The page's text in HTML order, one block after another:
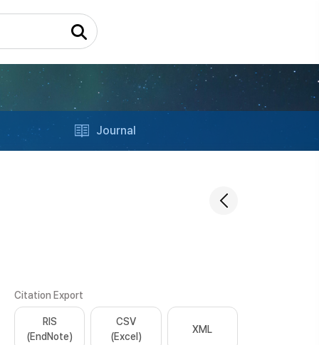
Journal
Citation Export
RIS
(EndNote)
CSV
(Excel)
XML